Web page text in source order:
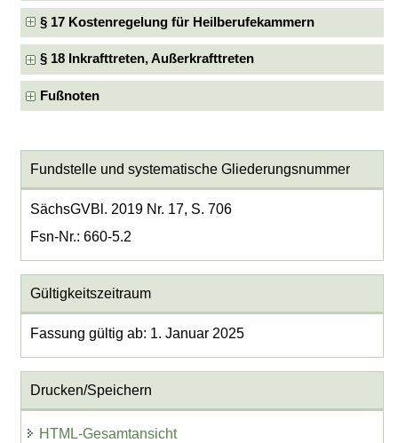
§ 17 Kostenregelung für Heilberufekammern
§ 18 Inkrafttreten, Außerkrafttreten
Fußnoten
Fundstelle und systematische Gliederungsnummer
SächsGVBl. 2019 Nr. 17, S. 706
Fsn-Nr.: 660-5.2
Gültigkeitszeitraum
Fassung gültig ab: 1. Januar 2025
Drucken/Speichern
HTML-Gesamtansicht